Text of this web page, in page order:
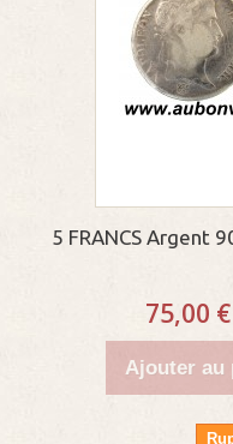
5 FRANCS Argent
75,00 €
Ajouter au